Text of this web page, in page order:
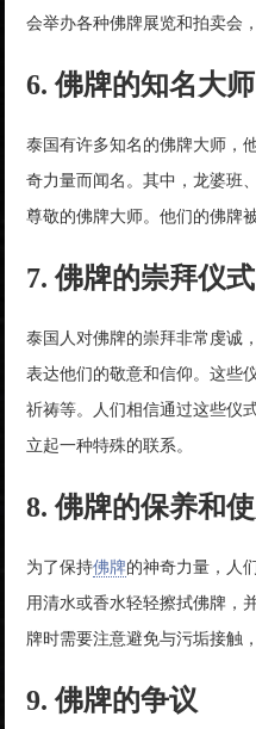
会举办各种佛牌展览和拍卖会
6. 佛牌的知名大师
泰国有许多知名的佛牌大师，
奇力量而闻名。其中，龙婆班
尊敬的佛牌大师。他们的佛牌
7. 佛牌的崇拜仪式
泰国人对佛牌的崇拜非常虔诚
表达他们的敬意和信仰。这些
祈祷等。人们相信通过这些仪
立起一种特殊的联系。
8. 佛牌的保养和
为了保持佛牌的神奇力量，人
用清水或香水轻轻擦拭佛牌，
牌时需要注意避免与污垢接触
9. 佛牌的争议